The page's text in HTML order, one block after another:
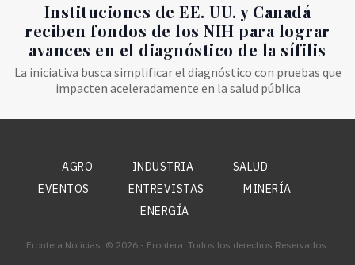
Instituciones de EE. UU. y Canadá
reciben fondos de los NIH para lograr
avances en el diagnóstico de la sífilis
La iniciativa busca simplificar el diagnóstico con pruebas que
impacten aceleradamente en la salud pública
AGRO INDUSTRIA
SALUD
EVENTOS
ENTREVISTAS
MINERÍA
ENERGÍA
Frontera Noticias. © 2026 - Frontera. Todos los derechos Reservados.